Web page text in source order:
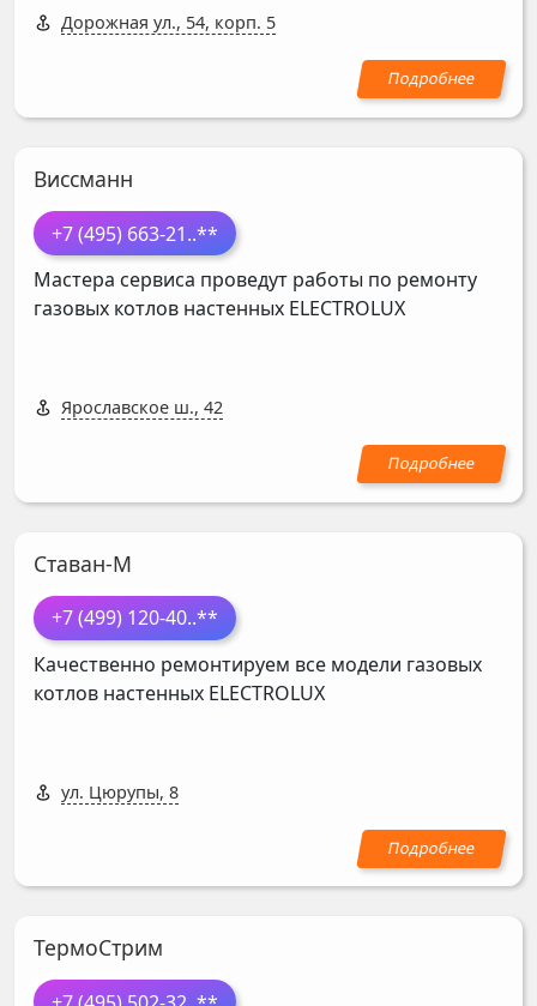
Дорожная ул., 54, корп. 5
Виссманн
+7 (495) 663-21..**
Мастера сервиса проведут работы по ремонту
газовых котлов настенных ELECTROLUX
Ярославское ш., 42
Ставан-М
+7 (499) 120-40..**
Качественно ремонтируем все модели газовых
котлов настенных ELECTROLUX
ул. Цюрупы, 8
ТермоСтрим